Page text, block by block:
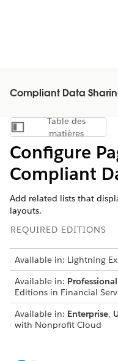
Compliant Data
Afficher la table
Table des
matières
Configure
Compliant
Add related lists that
layouts.
REQUIRED EDITIONS
Available in: Lightning
Available in: Professional
Editions in Financial
Available in: Enterprise,
with Nonprofit Cloud
Developer